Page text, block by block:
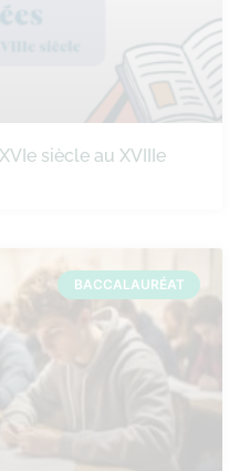
siècle au XVIIIe
BACCALAURÉAT